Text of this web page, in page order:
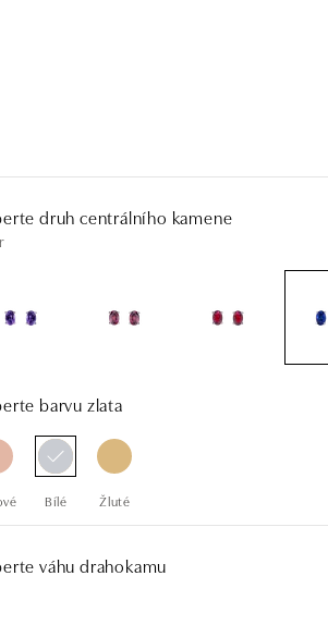
druh centrálního kamene
barvu zlata
Bílé Žluté
váhu drahokamu